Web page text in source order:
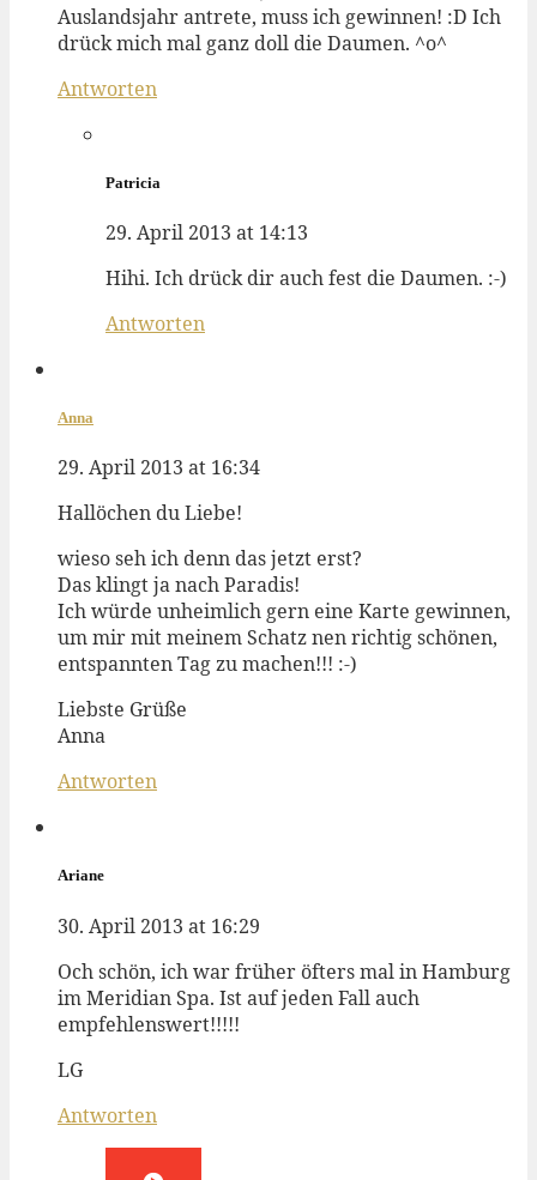
Auslandsjahr antrete, muss ich gewinnen! :D Ich
drück mich mal ganz doll die Daumen. ^o^
Antworten
Patricia
29. April 2013 at 14:13
Hihi. Ich drück dir auch fest die Daumen. :-)
Antworten
Anna
29. April 2013 at 16:34
Hallöchen du Liebe!
wieso seh ich denn das jetzt erst?
Das klingt ja nach Paradis!
Ich würde unheimlich gern eine Karte gewinnen,
um mir mit meinem Schatz nen richtig schönen,
entspannten Tag zu machen!!! :-)
Liebste Grüße
Anna
Antworten
Ariane
30. April 2013 at 16:29
Och schön, ich war früher öfters mal in Hamburg
im Meridian Spa. Ist auf jeden Fall auch
empfehlenswert!!!!!
LG
Antworten